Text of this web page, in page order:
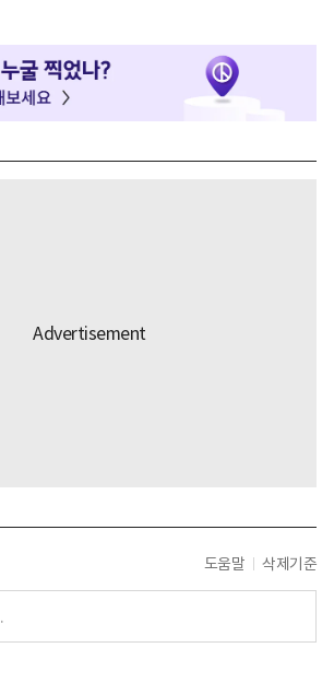
도움말 삭제기준